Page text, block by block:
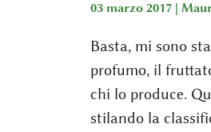
03 marzo 2017 |
Basta, mi sono
profumo, il
chi lo produce.
stilando la